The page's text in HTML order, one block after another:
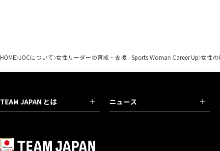
HOME JOCについて 女性リーダーの育成・支援 - Sports Woman Career Up 女性
TEAM JAPAN とは ニュース